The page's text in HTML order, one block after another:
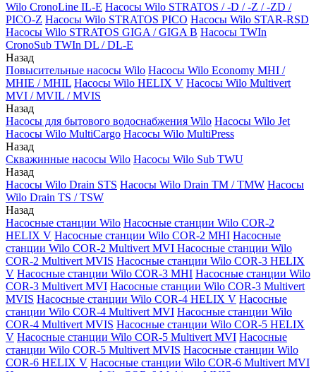
Wilo CronoLine IL-E Насосы Wilo STRATOS / -D / -Z / -ZD /
PICO-Z Насосы Wilo STRATOS PICO Насосы Wilo STAR-RSD
Насосы Wilo STRATOS GIGA / GIGA B Насосы TWIn
CronoSub TWIn DL / DL-E
Назад
Повысительные насосы Wilo Насосы Wilo Economy MHI /
MHIE / MHIL Насосы Wilo HELIX V Насосы Wilo Multivert
MVI / MVIL / MVIS
Назад
Насосы для бытового водоснабжения Wilo Насосы Wilo Jet
Насосы Wilo MultiCargo Насосы Wilo MultiPress
Назад
Скважинные насосы Wilo Насосы Wilo Sub TWU
Назад
Насосы Wilo Drain STS Насосы Wilo Drain TM / TMW Насосы
Wilo Drain TS / TSW
Назад
Насосные станции Wilo Насосные станции Wilo COR-2
HELIX V Насосные станции Wilo COR-2 MHI Насосные
станции Wilo COR-2 Multivert MVI Насосные станции Wilo
COR-2 Multivert MVIS Насосные станции Wilo COR-3 HELIX
V Насосные станции Wilo COR-3 MHI Насосные станции Wilo
COR-3 Multivert MVI Насосные станции Wilo COR-3 Multivert
MVIS Насосные станции Wilo COR-4 HELIX V Насосные
станции Wilo COR-4 Multivert MVI Насосные станции Wilo
COR-4 Multivert MVIS Насосные станции Wilo COR-5 HELIX
V Насосные станции Wilo COR-5 Multivert MVI Насосные
станции Wilo COR-5 Multivert MVIS Насосные станции Wilo
COR-6 HELIX V Насосные станции Wilo COR-6 Multivert MVI